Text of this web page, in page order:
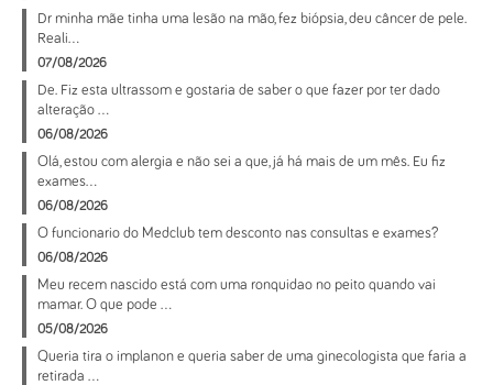
Dr minha mãe tinha uma lesão na mão, fez biópsia, deu câncer de pele.
Reali...
07/08/2026
De. Fiz esta ultrassom e gostaria de saber o que fazer por ter dado
alteração ...
06/08/2026
Olá, estou com alergia e não sei a que, já há mais de um mês. Eu fiz
exames...
06/08/2026
O funcionario do Medclub tem desconto nas consultas e exames?
06/08/2026
Meu recem nascido está com uma ronquidao no peito quando vai
mamar. O que pode ...
05/08/2026
Queria tira o implanon e queria saber de uma ginecologista que faria a
retirada ...